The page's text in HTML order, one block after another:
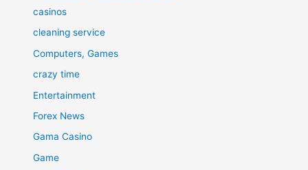
casinos
cleaning service
Computers, Games
crazy time
Entertainment
Forex News
Gama Casino
Game